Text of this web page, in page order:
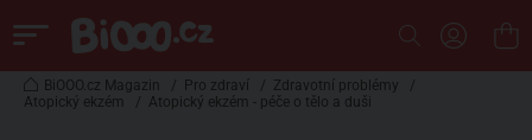
BiOOO.cz Magazin / Pro zdraví / Zdravotní problémy
/
Atopický ekzém
/ Atopický ekzém - péče o tělo a duši